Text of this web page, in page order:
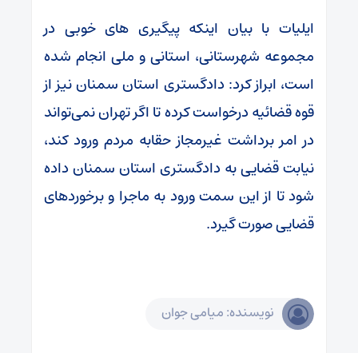
ایلیات با بیان اینکه پیگیری های خوبی در
مجموعه شهرستانی، استانی و ملی انجام شده
است، ابراز کرد: دادگستری استان سمنان نیز از
قوه قضائیه درخواست کرده تا اگر تهران نمی‌تواند
در امر برداشت غیرمجاز حقابه مردم ورود کند،
نیابت قضایی به دادگستری استان سمنان داده
شود تا از این سمت ورود به ماجرا و برخوردهای
قضایی صورت گیرد.
نویسنده: میامی جوان